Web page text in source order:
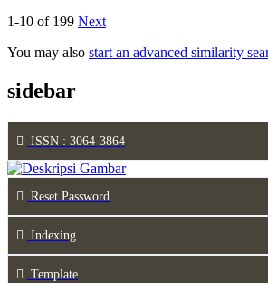
1-10 of 199 Next
You may also start an advanced similarity
sidebar
ISSN : 3064-3864
Reset Password
Indexing
Template